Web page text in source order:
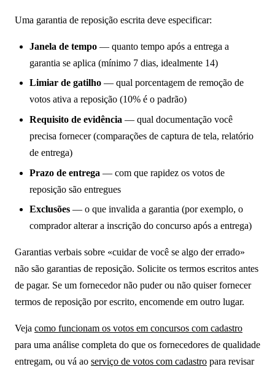
Uma garantia de reposição escrita deve especificar:
Janela de tempo — quanto tempo após a entrega a
garantia se aplica (mínimo 7 dias, idealmente 14)
Limiar de gatilho — qual porcentagem de remoção de
votos ativa a reposição (10% é o padrão)
Requisito de evidência — qual documentação você
precisa fornecer (comparações de captura de tela, relatório
de entrega)
Prazo de entrega — com que rapidez os votos de
reposição são entregues
Exclusões — o que invalida a garantia (por exemplo, o
comprador alterar a inscrição do concurso após a entrega)
Garantias verbais sobre «cuidar de você se algo der errado»
não são garantias de reposição. Solicite os termos escritos antes
de pagar. Se um fornecedor não puder ou não quiser fornecer
termos de reposição por escrito, encomende em outro lugar.
Veja como funcionam os votos em concursos com cadastro
para uma análise completa do que os fornecedores de qualidade
entregam, ou vá ao serviço de votos com cadastro para revisar